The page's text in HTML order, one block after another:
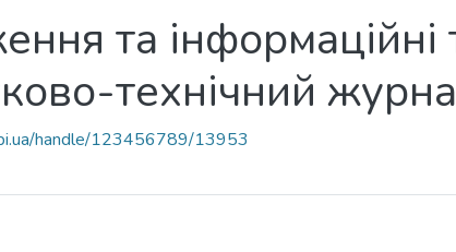
та інформаційні
технічний
handle/123456789/13953